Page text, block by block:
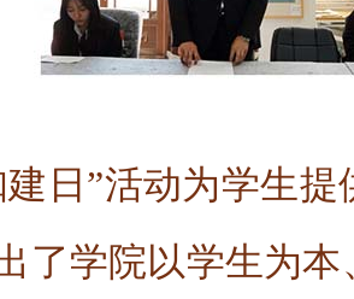
建日”活动为学生
了学院以学生为